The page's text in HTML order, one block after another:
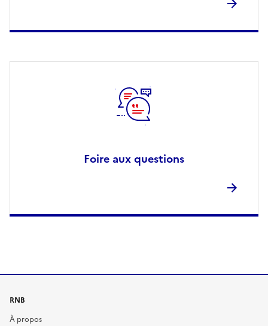
Foire aux questions
RNB
À propos